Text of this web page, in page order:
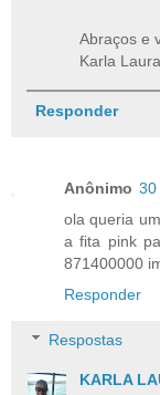
Abraços e
Karla Laura
Responder
Anônimo 30
ola queria
a fita pink
871400000
Responder
Respostas
KARLA